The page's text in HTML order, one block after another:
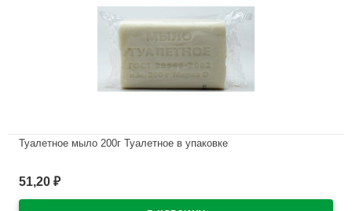
Туалетное мыло 200г Туалетное в упаковке
51,20 ₽